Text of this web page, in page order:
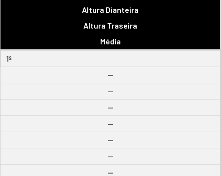
Altura Dianteira
Altura Traseira
Média
1º
--
--
--
--
--
--
--